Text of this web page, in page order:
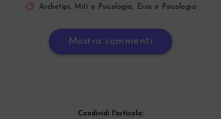
Archetipi, Miti e Psicologia , Eros e Psicologia
Mostra commenti
Condividi l'articolo: